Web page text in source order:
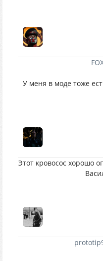
У меня в моде тоже
Этот кровосос хорошо